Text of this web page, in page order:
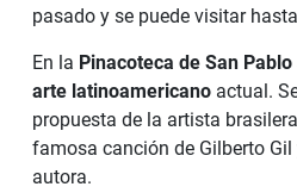
pasado y se puede visitar
En la Pinacoteca de San Pablo
arte latinoamericano actual.
propuesta de la artista brasilera
famosa canción de Gilberto
autora.